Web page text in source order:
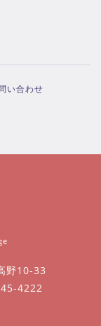
い合わせ
野10-33
4222